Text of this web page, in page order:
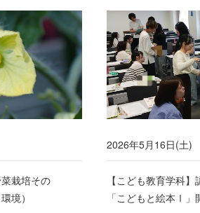
栽培その
境）
2026年5月16日(土)
【こども教育学科
「こどもと絵本Ⅰ」